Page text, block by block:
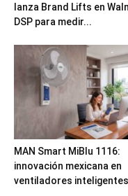
lanza Brand Lifts en
DSP para medir...
MAN Smart MiBlu 1116:
innovación mexicana en
ventiladores inteligentes